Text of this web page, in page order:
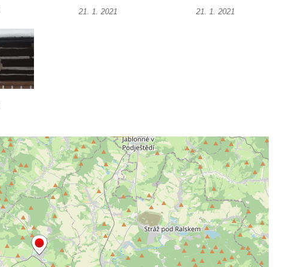
21. 1. 2021 21. 1. 2021